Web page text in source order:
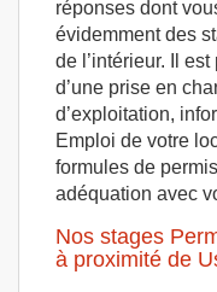
réponses dont
évidemment des
de l’intérieur. Il
d’une prise en
d’exploitation,
Emploi de votre
formules de
adéquation avec
Nos stages
à proximité de